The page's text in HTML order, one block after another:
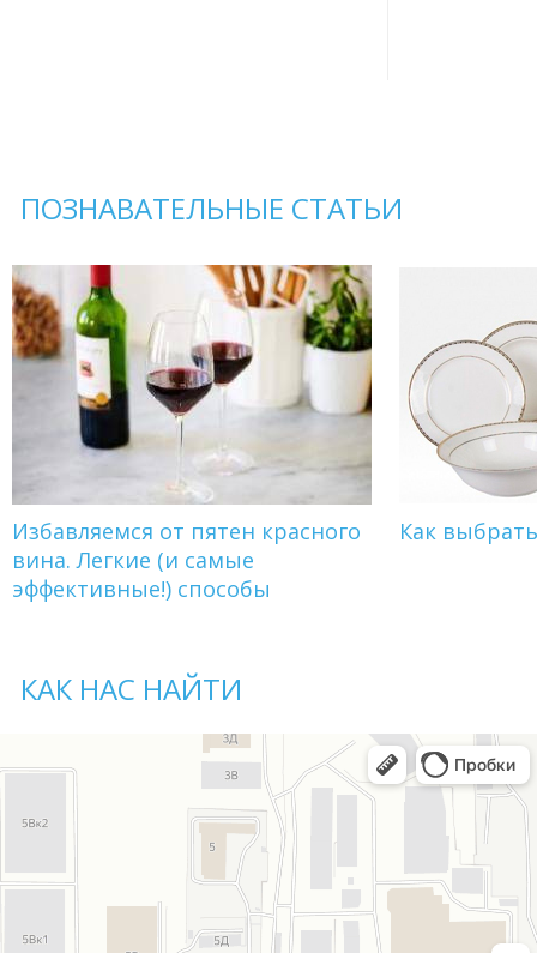
ПОЗНАВАТЕЛЬНЫЕ СТАТЬИ
Избавляемся от пятен красного
вина. Легкие (и самые
эффективные!) способы
Как
КАК НАС НАЙТИ